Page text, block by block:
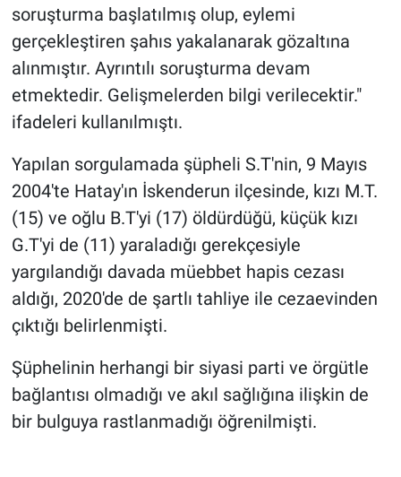
soruşturma başlatılmış olup, eylemi
gerçekleştiren şahıs yakalanarak gözaltına
alınmıştır. Ayrıntılı soruşturma devam
etmektedir. Gelişmelerden bilgi verilecektir."
ifadeleri kullanılmıştı.
Yapılan sorgulamada şüpheli S.T'nin, 9 Mayıs
2004'te Hatay'ın İskenderun ilçesinde, kızı M.T.
(15) ve oğlu B.T'yi (17) öldürdüğü, küçük kızı
G.T'yi de (11) yaraladığı gerekçesiyle
yargılandığı davada müebbet hapis cezası
aldığı, 2020'de de şartlı tahliye ile cezaevinden
çıktığı belirlenmişti.
Şüphelinin herhangi bir siyasi parti ve örgütle
bağlantısı olmadığı ve akıl sağlığına ilişkin de
bir bulguya rastlanmadığı öğrenilmişti.